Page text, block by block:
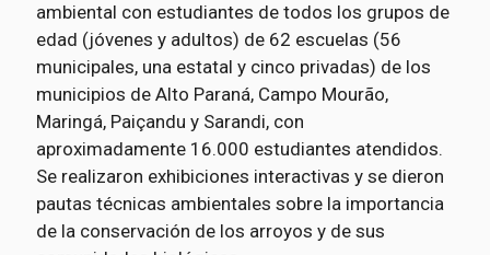
ambiental con estudiantes de todos los grupos de
edad (jóvenes y adultos) de 62 escuelas (56
municipales, una estatal y cinco privadas) de los
municipios de Alto Paraná, Campo Mourão,
Maringá, Paiçandu y Sarandi, con
aproximadamente 16.000 estudiantes atendidos.
Se realizaron exhibiciones interactivas y se dieron
pautas técnicas ambientales sobre la importancia
de la conservación de los arroyos y de sus